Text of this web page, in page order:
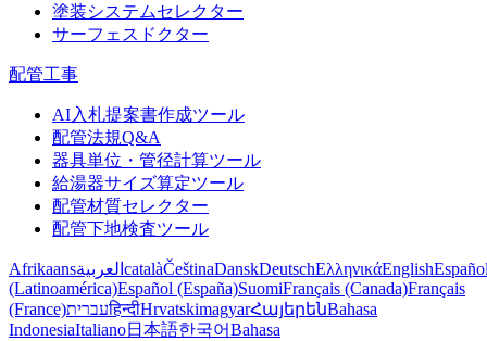
塗装システムセレクター
サーフェスドクター
配管工事
AI入札提案書作成ツール
配管法規Q&A
器具単位・管径計算ツール
給湯器サイズ算定ツール
配管材質セレクター
配管下地検査ツール
Afrikaansالعربية catalàČeštinaDanskDeutschΕλληνικάEnglish
(Latinoamérica)Español (España)SuomiFrançais (Canada)Français
(France)עבריתहिन्दीHrvatskimagyarՀայերենBahasa
IndonesiaItaliano日本語한국어Bahasa